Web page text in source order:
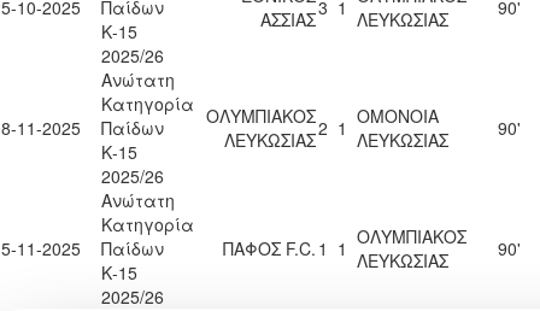
10-2025
Παίδων
Κ-15
2025/26
ΑΣΣΙΑΣ3 1 ΛΕΥΚΩΣΙΑΣ
90'
11-2025
Ανώτατη
Κατηγορία
Παίδων
Κ-15
2025/26
ΟΛΥΜΠΙΑΚΟΣ
ΛΕΥΚΩΣΙΑΣ2 1 ΟΜΟΝΟΙΑ
ΛΕΥΚΩΣΙΑΣ
90'
11-2025
Ανώτατη
Κατηγορία
Παίδων
Κ-15
2025/26
ΠΑΦΟΣ F.C. 1 1 ΟΛΥΜΠΙΑΚΟΣ
ΛΕΥΚΩΣΙΑΣ
90'